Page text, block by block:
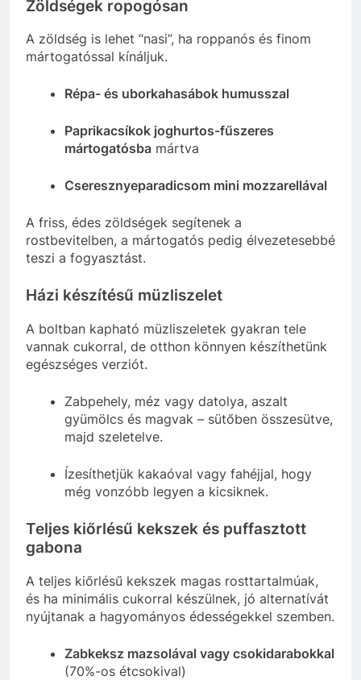
Zöldségek ropogósan
A zöldség is lehet “nasi”, ha roppanós és finom
mártogatóssal kínáljuk.
Répa- és uborkahasábok humusszal
Paprikacsíkok joghurtos-fűszeres
mártogatósba mártva
Cseresznyeparadicsom mini mozzarellával
A friss, édes zöldségek segítenek a
rostbevitelben, a mártogatós pedig élvezetesebbé
teszi a fogyasztást.
Házi készítésű müzliszelet
A boltban kapható müzliszeletek gyakran tele
vannak cukorral, de otthon könnyen készíthetünk
egészséges verziót.
Zabpehely, méz vagy datolya, aszalt
gyümölcs és magvak – sütőben összesütve,
majd szeletelve.
Ízesíthetjük kakaóval vagy fahéjjal, hogy
még vonzóbb legyen a kicsiknek.
Teljes kiőrlésű kekszek és puffasztott
gabona
A teljes kiőrlésű kekszek magas rosttartalmúak,
és ha minimális cukorral készülnek, jó alternatívát
nyújtanak a hagyományos édességekkel szemben.
Zabkeksz mazsolával vagy csokidarabokkal
(70%-os étcsokival)